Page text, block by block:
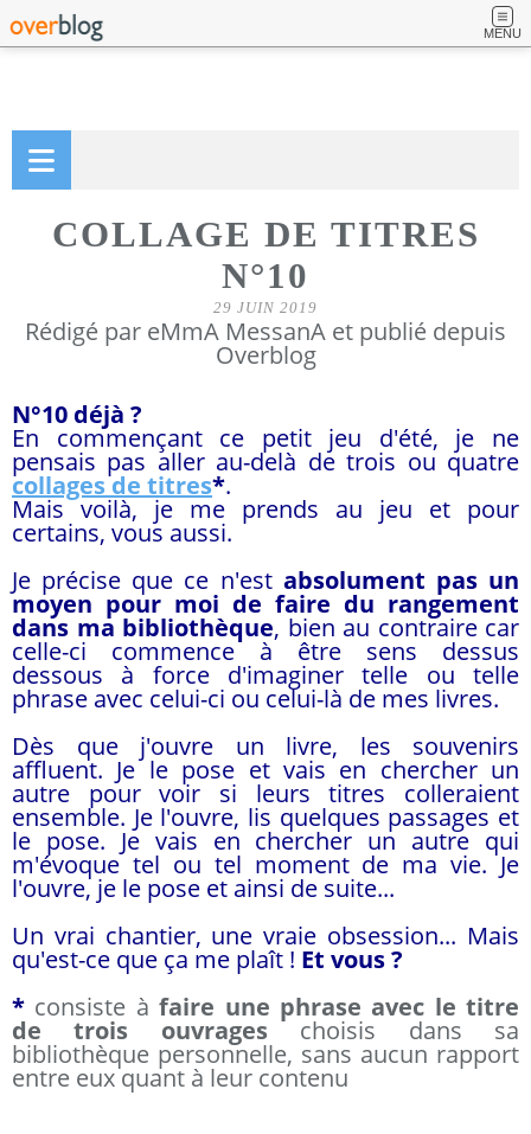
MENU
COLLAGE DE TITRES
N°10
29 JUIN 2019
Rédigé par eMmA MessanA et publié depuis
Overblog
N°10 déjà ?
En commençant ce petit jeu d'été, je ne
pensais pas aller au-delà de trois ou quatre
collages de titres*.
Mais voilà, je me prends au jeu et pour
certains, vous aussi.
Je précise que ce n'est absolument pas un
moyen pour moi de faire du rangement
dans ma bibliothèque, bien au contraire car
celle-ci commence à être sens dessus
dessous à force d'imaginer telle ou telle
phrase avec celui-ci ou celui-là de mes livres.
Dès que j'ouvre un livre, les souvenirs
affluent. Je le pose et vais en chercher un
autre pour voir si leurs titres colleraient
ensemble. Je l'ouvre, lis quelques passages et
le pose. Je vais en chercher un autre qui
m'évoque tel ou tel moment de ma vie. Je
l'ouvre, je le pose et ainsi de suite...
Un vrai chantier, une vraie obsession... Mais
qu'est-ce que ça me plaît ! Et vous ?
* consiste àfaire une phrase avec le titre
de trois ouvrageschoisis dans sa
bibliothèque personnelle, sans aucun rapport
entre eux quant à leur contenu